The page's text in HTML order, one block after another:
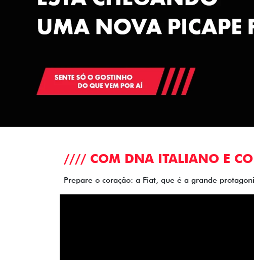
//// COM DNA ITALIANO E
Prepare o coração: a Fiat, que é a grande